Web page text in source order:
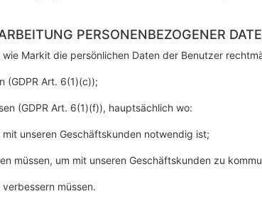
PERSONENBEZOGENER
Markit die persönlichen Daten der Benutzer
(GDPR Art. 6(1)(c));
(GDPR Art. 6(1)(f)), hauptsächlich wo:
unseren Geschäftskunden notwendig ist;
müssen, um mit unseren Geschäftskunden zu
müssen.